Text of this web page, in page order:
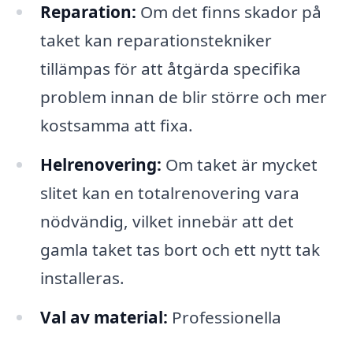
Reparation: Om det finns skador på
taket kan reparationstekniker
tillämpas för att åtgärda specifika
problem innan de blir större och mer
kostsamma att fixa.
Helrenovering: Om taket är mycket
slitet kan en totalrenovering vara
nödvändig, vilket innebär att det
gamla taket tas bort och ett nytt tak
installeras.
Val av material: Professionella